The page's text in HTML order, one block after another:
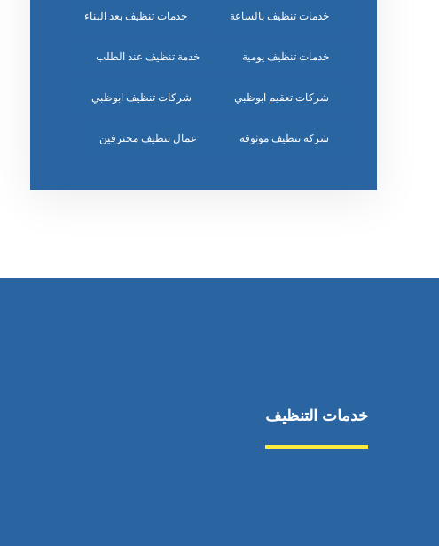
خدمات تنظيف بالساعة خدمات تنظيف بعد البناء
خدمات تنظيف يومية خدمة تنظيف عند الطلب
شركات تعقيم ابوظبي شركات تنظيف ابوظبي
شركة تنظيف موثوقة عمال تنظيف محترفين
خدمات التنظيف